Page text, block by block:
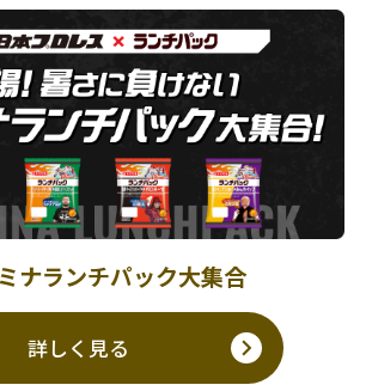
ナランチパック大集合
詳しく見る